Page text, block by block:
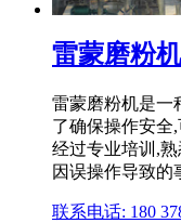
雷蒙磨粉
雷蒙磨粉机是一
了确保操作安全
经过专业培训,
因误操作导致的
联系电话: 180